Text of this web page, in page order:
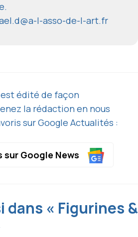
l-asso-de-l-art.fr
édité de façon
la rédaction en nous
sur Google Actualités :
sur Google News
dans « Figurines &